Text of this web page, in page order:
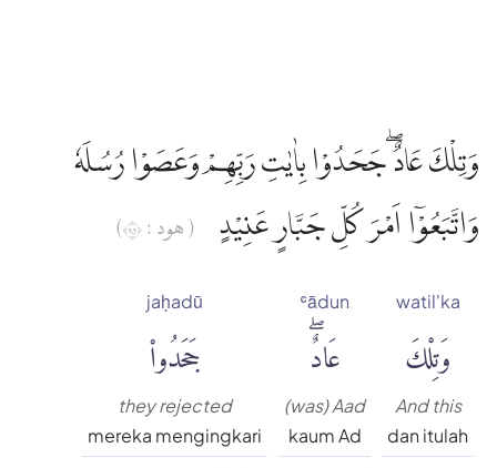
وَتِلْكَ عَادٌ ۖجَحَدُوْا بِاٰيٰتِ رَبِّهِمْ وَعَصَوْا رُسُلَهٗ
وَاتَّبَعُوْٓا اَمْرَ كُلِّ جَبَّارٍ عَنِيْدٍ
( هود : ٥٩)
watil'ka
وَتِلْكَ
And this
dan itulah
ʿādun
عَادٌۖ
(was) Aad
kaum Ad
jaḥadū
جَحَدُوا۟
they rejected
mereka mengingkari